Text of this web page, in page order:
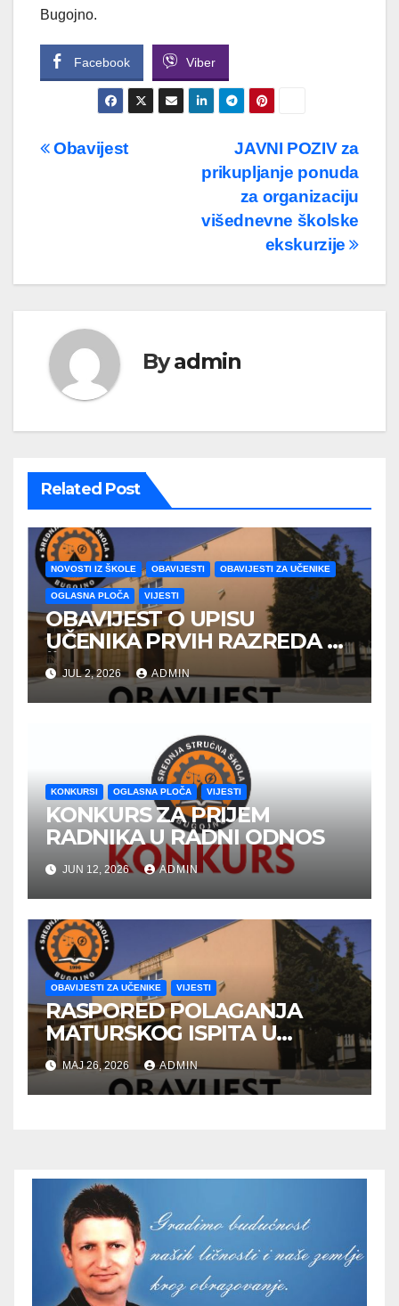
Bugojno.
Facebook Viber
Navigacija
JAVNI POZIV za
prikupljanje ponuda
za organizaciju
višednevne školske
ekskurzije
Obavijest
Byadmin
Related Post
NOVOSTI IZ ŠKOLE OBAVIJESTI OBAVIJESTI ZA UČENIKE
OGLASNA PLOČA VIJESTI
OBAVIJEST O UPISU
UČENIKA PRVIH RAZREDA U
ŠKOLSKOJ 2026/2027
GODINE
JUL 2, 2026 ADMIN
KONKURSI OGLASNA PLOČA VIJESTI
KONKURS ZA PRIJEM
RADNIKA U RADNI ODNOS
JUN 12, 2026 ADMIN
OBAVIJESTI ZA UČENIKE VIJESTI
RASPORED POLAGANJA
MATURSKOG ISPITA U
JUNSKOM ISPITNOM ROKU
MAJ 26, 2026 ADMIN